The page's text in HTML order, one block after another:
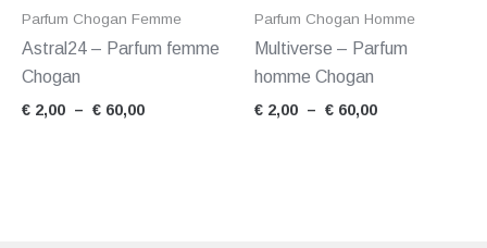
Parfum Chogan Femme
Astral24 – Parfum femme
Chogan
€ 2,00 – € 60,00
Parfum Chogan Homme
Multiverse – Parfum
homme Chogan
€ 2,00 – € 60,00